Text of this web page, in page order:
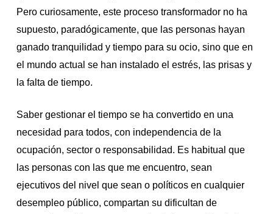
Pero curiosamente, este proceso transformador no ha
supuesto, paradógicamente, que las personas hayan
ganado tranquilidad y tiempo para su ocio, sino que en
el mundo actual se han instalado el estrés, las prisas y
la falta de tiempo.
Saber gestionar el tiempo se ha convertido en una
necesidad para todos, con independencia de la
ocupación, sector o responsabilidad. Es habitual que
las personas con las que me encuentro, sean
ejecutivos del nivel que sean o políticos en cualquier
desempleo público, compartan su dificultan de